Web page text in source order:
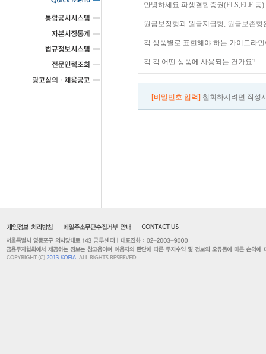
안녕하세요 파생결합증권(ELS,ELF 등)
원금보장형과 원금지급형, 원금보존형
각 상품별로 표현해야 하는 가이드라
각 각 어떤 상품에 사용되는 건가요?
[비밀번호 입력] 철회하시려면 작성